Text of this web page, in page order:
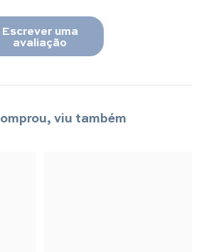
Escrever uma
avaliação
viu também